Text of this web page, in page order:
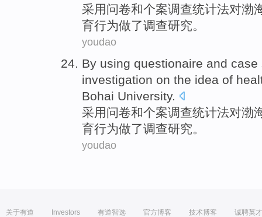
采用问卷和个案调查统计法对渤
育行为做了调查研究。
youdao
By using questionaire and case
investigation on the idea of
Bohai University.
采用问卷和个案调查统计法对渤
育行为做了调查研究。
youdao
关于有道 Investors 有道智选 官方博客 技术博客 诚聘英才